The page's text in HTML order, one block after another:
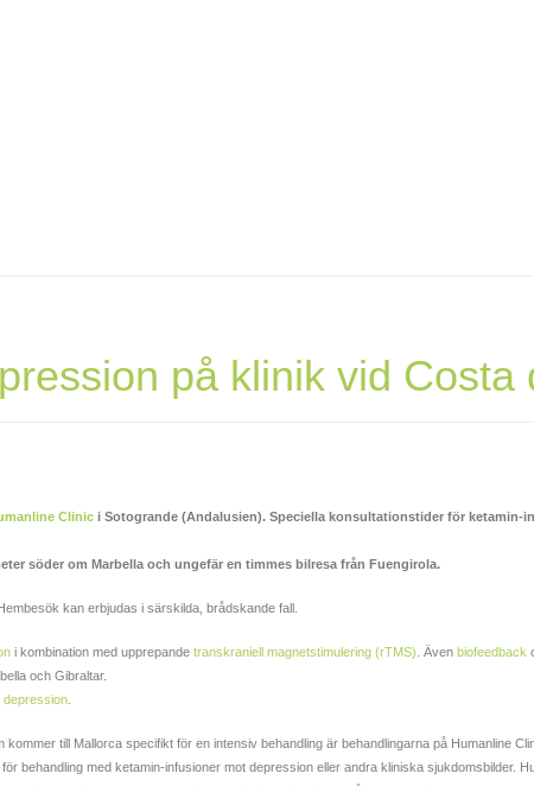
på klinik vid Costa
Clinic i Sotogrande (Andalusien). Speciella konsultationstider för
söder om Marbella och ungefär en timmes bilresa från Fuengirola.
kan erbjudas i särskilda, brådskande fall.
i kombination med upprepande transkraniell magnetstimulering (rTMS) . Även biofeedback
och Gibraltar.
depression
till Mallorca specifikt för en intensiv behandling är behandlingarna på Humanline
behandling med ketamin-infusioner mot depression eller andra kliniska sjukdomsbilder.